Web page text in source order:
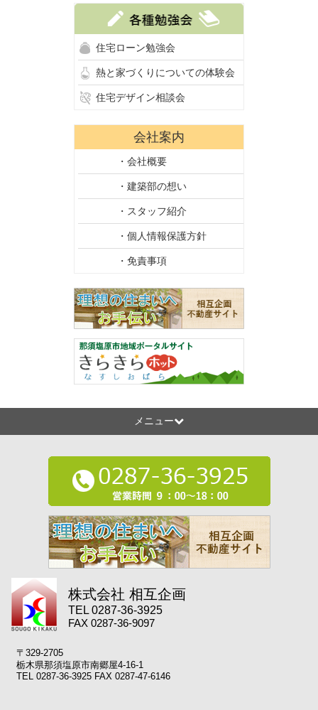
住宅ローン勉強会
熱と家づくりについての体験会
住宅デザイン相談会
会社案内
・会社概要
・建築部の想い
・スタッフ紹介
・個人情報保護方針
・免責事項
メニュー
株式会社 相互企画
TEL 0287-36-3925
FAX 0287-36-9097
〒329-2705
栃木県那須塩原市南郷屋4-16-1
TEL 0287-36-3925 FAX 0287-47-6146